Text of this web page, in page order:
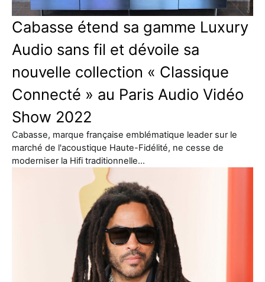
Cabasse étend sa gamme Luxury
Audio sans fil et dévoile sa
nouvelle collection « Classique
Connecté » au Paris Audio Vidéo
Show 2022
Cabasse, marque française emblématique leader sur le
marché de l'acoustique Haute-Fidélité, ne cesse de
moderniser la Hifi traditionnelle…